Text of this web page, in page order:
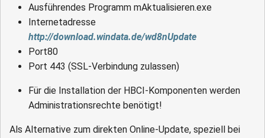
Ausführendes Programm mAktualisieren.exe
Internetadresse
http://download.windata.de/wd8nUpdate
Port80
Port 443 (SSL-Verbindung zulassen)
Für die Installation der HBCI-Komponenten werden
Administrationsrechte benötigt!
Als Alternative zum direkten Online-Update, speziell bei